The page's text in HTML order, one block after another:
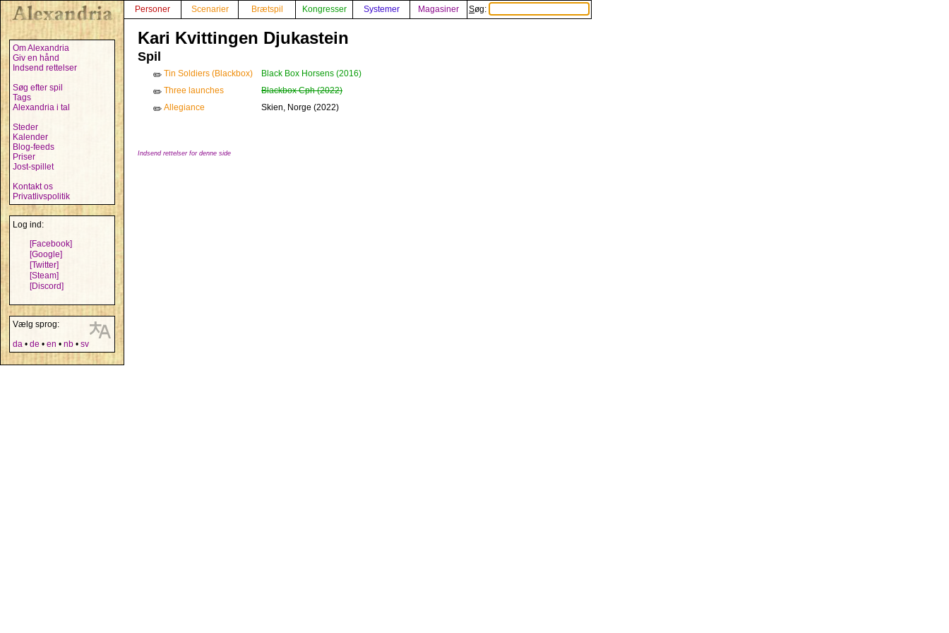
Om Alexandria
Giv en hånd
Indsend rettelser
Søg efter spil
Tags
Alexandria i tal
Steder
Kalender
Blog-feeds
Priser
Jost-spillet
Kontakt os
Privatlivspolitik
Log ind:
[Facebook]
[Google]
[Twitter]
[Steam]
[Discord]
Vælg sprog:
da • de • en • nb • sv
Personer Scenarier Brætspil Kongresser Systemer Magasiner Søg:
Kari Kvittingen Djukastein
Spil
✏️ Tin Soldiers (Blackbox)
Black Box Horsens (2016)
✏️ Three launches
Blackbox Cph (2022)
✏️ Allegiance Skien, Norge (2022)
Indsend rettelser for denne side